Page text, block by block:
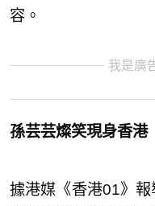
容。
我是廣
孫芸芸燦笑現身香
據港媒《香港01》